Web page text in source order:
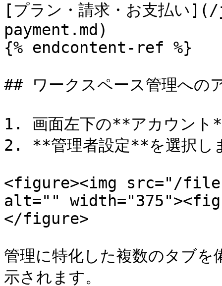
[プラン・請求・お支払
payment.md)
{% endcontent-ref %}
## ワークスペース管理への
1. 画面左下の**アカウント
2. **管理者設定**を選択し
<figure><img src="/
alt=""
</figure>
管理に特化した複数のタブ
示されます。